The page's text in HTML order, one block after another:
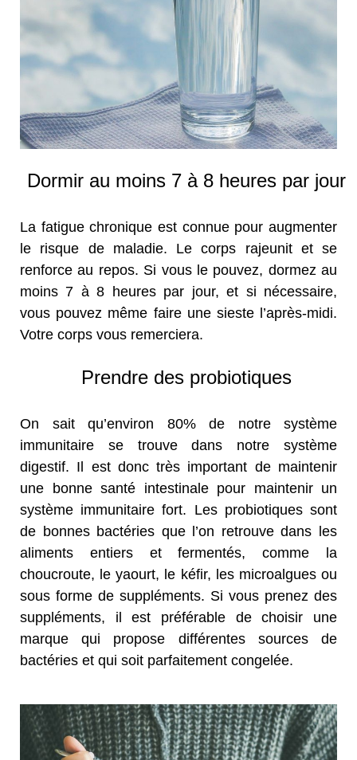
Dormir au moins 7 à 8 heures par jour
La fatigue chronique est connue pour augmenter
le risque de maladie. Le corps rajeunit et se
renforce au repos. Si vous le pouvez, dormez au
moins 7 à 8 heures par jour, et si nécessaire,
vous pouvez même faire une sieste l’après-midi.
Votre corps vous remerciera.
Prendre des probiotiques
On sait qu’environ 80% de notre système
immunitaire se trouve dans notre système
digestif. Il est donc très important de maintenir
une bonne santé intestinale pour maintenir un
système immunitaire fort. Les probiotiques sont
de bonnes bactéries que l’on retrouve dans les
aliments entiers et fermentés, comme la
choucroute, le yaourt, le kéfir, les microalgues ou
sous forme de suppléments. Si vous prenez des
suppléments, il est préférable de choisir une
marque qui propose différentes sources de
bactéries et qui soit parfaitement congelée.